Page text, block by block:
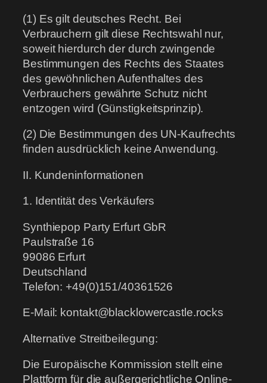
(1) Es gilt deutsches Recht. Bei
Verbrauchern gilt diese Rechtswahl nur,
soweit hierdurch der durch zwingende
Bestimmungen des Rechts des Staates
des gewöhnlichen Aufenthaltes des
Verbrauchers gewährte Schutz nicht
entzogen wird (Günstigkeitsprinzip).
(2) Die Bestimmungen des UN-Kaufrechts
finden ausdrücklich keine Anwendung.
II. Kundeninformationen
1. Identität des Verkäufers
Synthiepop Party Erfurt GbR
Paulstraße 16
99086 Erfurt
Deutschland
Telefon: +49(0)151/40361526
E-Mail: kontakt@blacklowercastle.rocks
Alternative Streitbeilegung:
Die Europäische Kommission stellt eine
Plattform für die außergerichtliche Online-